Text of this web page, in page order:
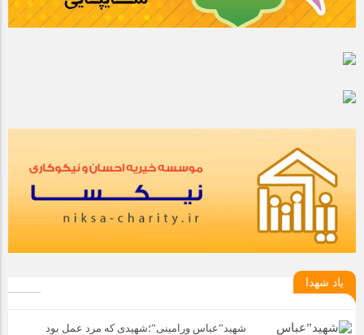
یاد شهدا
شهید”عباس ورامینی”؛شهیدی که مرد عمل بود